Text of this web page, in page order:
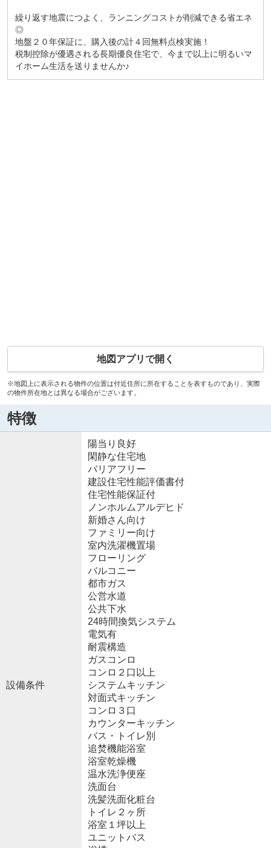
繰り返す地震につよく、ランニングコストが削減できる省エネ
◎
地盤２０年保証に、購入後の計４回無料点検実施！
税制控除が優遇される長期優良住宅で、今まで以上に明るいマ
イホーム生活を送りませんか♪
地図アプリで開く
※地図上に表示される物件の位置は付近住所に所在することを表すものであり、実際
の物件所在地とは異なる場合がございます。
特徴
設備条件
陽当り良好
閑静な住宅地
バリアフリー
建設住宅性能評価書付
住宅性能保証付
ノンホルムアルデヒド
新婚さん向け
ファミリー向け
室内洗濯機置場
フローリング
バルコニー
都市ガス
公営水道
公共下水
24時間換気システム
電気有
耐震構造
ガスコンロ
コンロ２口以上
システムキッチン
対面式キッチン
コンロ３口
カウンターキッチン
バス・トイレ別
追焚機能浴室
浴室乾燥機
温水洗浄便座
洗面台
洗髪洗面化粧台
トイレ２ヶ所
浴室１坪以上
ユニットバス